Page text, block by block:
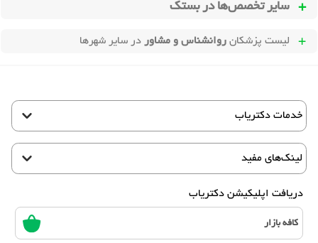
سایر تخصص‌ها دربستک
لیست پزشکان روانشناس و مشاور در سایر شهرها
خدمات دکتریاب
لینک‌های مفید
دریافت اپلیکیشن دکتریاب
کافه بازار